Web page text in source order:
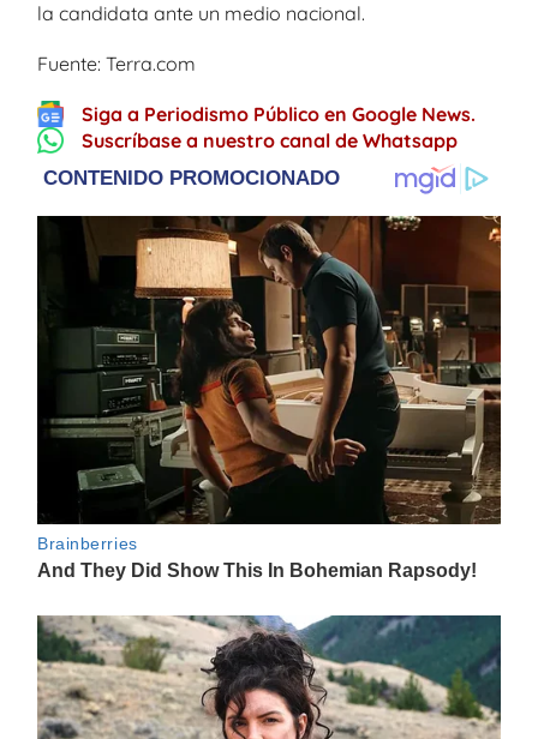
la candidata ante un medio nacional.
Fuente: Terra.com
Siga a Periodismo Público en Google News.
Suscríbase a nuestro canal de Whatsapp